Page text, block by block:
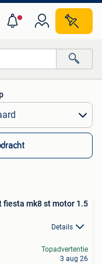
fiesta mk8 st motor 1.5
Details
Topadvertentie
3 aug 26